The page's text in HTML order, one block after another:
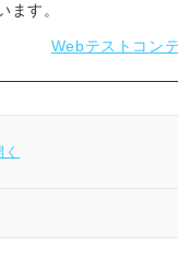
ます。
Webテストコン